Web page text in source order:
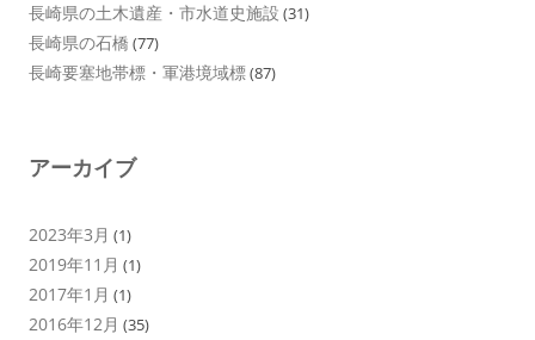
長崎県の土木遺産・市水道史施設 (31)
長崎県の石橋 (77)
長崎要塞地帯標・軍港境域標(87)
アーカイブ
2023年3月 (1)
2019年11月 (1)
2017年1月 (1)
2016年12月 (35)